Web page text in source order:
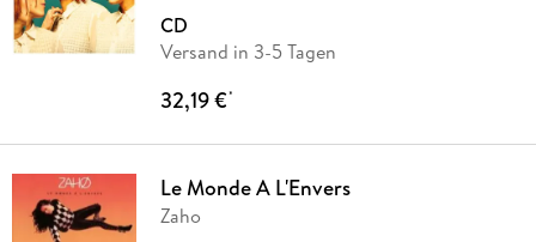
CD
Versand in 3-5 Tagen
32,19 €*
Le Monde A L'Envers
Zaho